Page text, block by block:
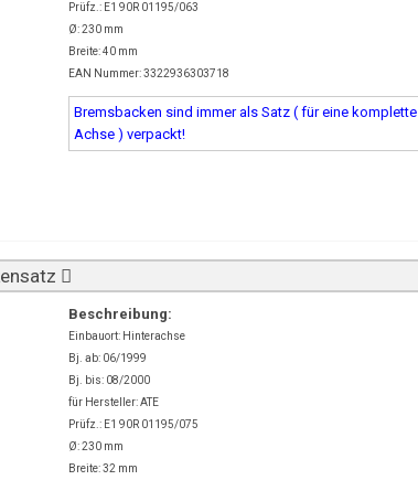
Prüfz.: E1 90R 01195/063
Ø: 230 mm
Breite: 40 mm
EAN Nummer: 3322936303718
Bremsbacken sind immer als Satz ( für eine komplette
Achse ) verpackt!
Beschreibung:
Einbauort: Hinterachse
Bj. ab: 06/1999
Bj. bis: 08/2000
für Hersteller: ATE
Prüfz.: E1 90R 01195/075
Ø: 230 mm
Breite: 32 mm